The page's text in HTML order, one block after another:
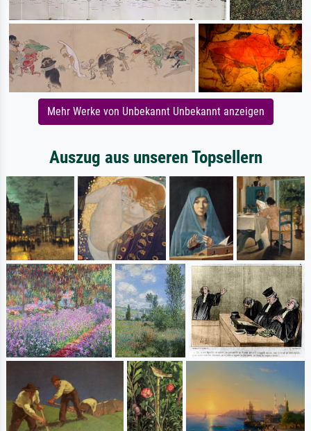
Mehr Werke von Unbekannt Unbekannt anzeigen
Auszug aus unseren Topsellern